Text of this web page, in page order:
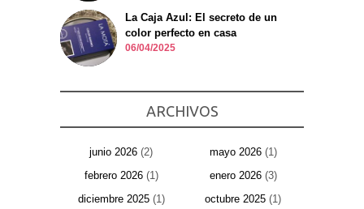
La Caja Azul: El secreto de un
color perfecto en casa
06/04/2025
ARCHIVOS
junio 2026 (2) mayo 2026(1)
febrero 2026(1) enero 2026(3)
diciembre 2025(1) octubre 2025 (1)